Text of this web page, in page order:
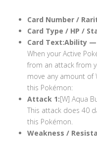
Card Number /
Card Type / HP /
Card Text:Ability —
When your Active
from an attack from
move any amount of
this Pokémon:
Attack 1:[W] Aqua
This attack does 40
this Pokémon.
Weakness /